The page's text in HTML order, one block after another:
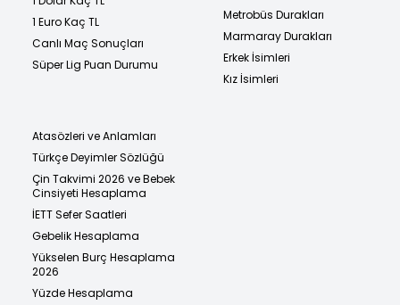
1 Euro Kaç TL
Canlı Maç Sonuçları
Süper Lig Puan Durumu
Metrobüs Durakları
Marmaray Durakları
Erkek İsimleri
Kız İsimleri
Atasözleri ve Anlamları
Türkçe Deyimler Sözlüğü
Çin Takvimi 2026 ve Bebek
Cinsiyeti Hesaplama
İETT Sefer Saatleri
Gebelik Hesaplama
Yükselen Burç Hesaplama
2026
Yüzde Hesaplama